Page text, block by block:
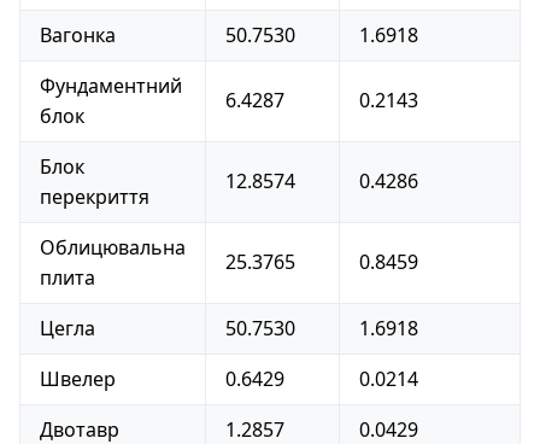
Вагонка 50.7530
1.6918
Фундаментний
блок
6.4287 0.2143
Блок
перекриття
12.8574 0.4286
Облицювальна
плита
25.3765 0.8459
Цегла 50.7530
1.6918
Швелер
0.6429
0.0214
Двотавр
1.2857
0.0429